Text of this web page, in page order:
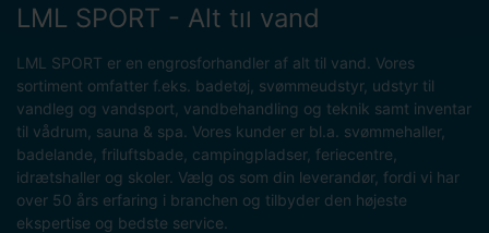
LML SPORT - Alt til vand
LML SPORT er en engrosforhandler af alt til vand. Vores
sortiment omfatter f.eks. badetøj, svømmeudstyr, udstyr til
vandleg og vandsport, vandbehandling og teknik samt inventar
til vådrum, sauna & spa. Vores kunder er bl.a. svømmehaller,
badelande, friluftsbade, campingpladser, feriecentre,
idrætshaller og skoler. Vælg os som din leverandør, fordi vi har
over 50 års erfaring i branchen og tilbyder den højeste
ekspertise og bedste service.